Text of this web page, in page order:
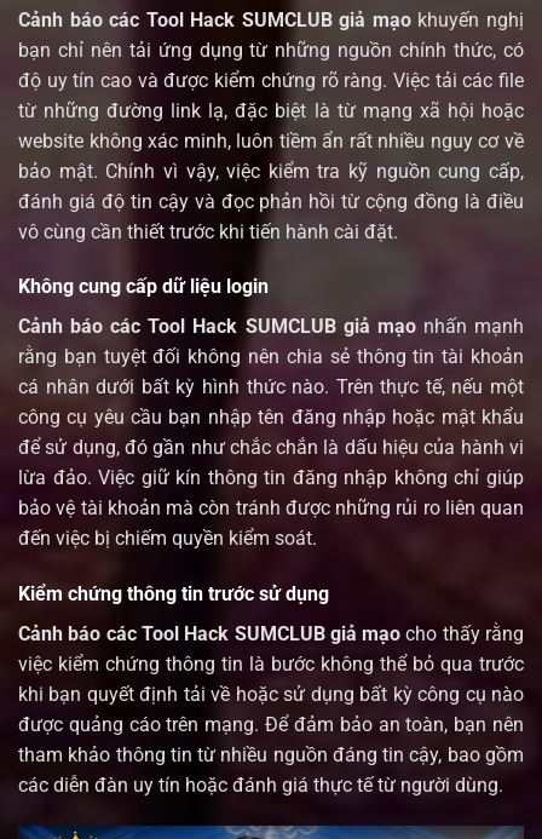
Cảnh báo các Tool Hack SUMCLUB giả mạokhuyến nghị
bạn chỉ nên tải ứng dụng từ những nguồn chính thức, có
độ uy tín cao và được kiểm chứng rõ ràng. Việc tải các file
từ những đường link lạ, đặc biệt là từ mạng xã hội hoặc
website không xác minh, luôn tiềm ẩn rất nhiều nguy cơ về
bảo mật. Chính vì vậy, việc kiểm tra kỹ nguồn cung cấp,
đánh giá độ tin cậy và đọc phản hồi từ cộng đồng là điều
vô cùng cần thiết trước khi tiến hành cài đặt.
Không cung cấp dữ liệu login
Cảnh báo các Tool Hack SUMCLUB giả mạonhấn mạnh
rằng bạn tuyệt đối không nên chia sẻ thông tin tài khoản
cá nhân dưới bất kỳ hình thức nào. Trên thực tế, nếu một
công cụ yêu cầu bạn nhập tên đăng nhập hoặc mật khẩu
để sử dụng, đó gần như chắc chắn là dấu hiệu của hành vi
lừa đảo. Việc giữ kín thông tin đăng nhập không chỉ giúp
bảo vệ tài khoản mà còn tránh được những rủi ro liên quan
đến việc bị chiếm quyền kiểm soát.
Kiểm chứng thông tin trước sử dụng
Cảnh báo các Tool Hack SUMCLUB giả mạocho thấy rằng
việc kiểm chứng thông tin là bước không thể bỏ qua trước
khi bạn quyết định tải về hoặc sử dụng bất kỳ công cụ nào
được quảng cáo trên mạng. Để đảm bảo an toàn, bạn nên
tham khảo thông tin từ nhiều nguồn đáng tin cậy, bao gồm
các diễn đàn uy tín hoặc đánh giá thực tế từ người dùng.